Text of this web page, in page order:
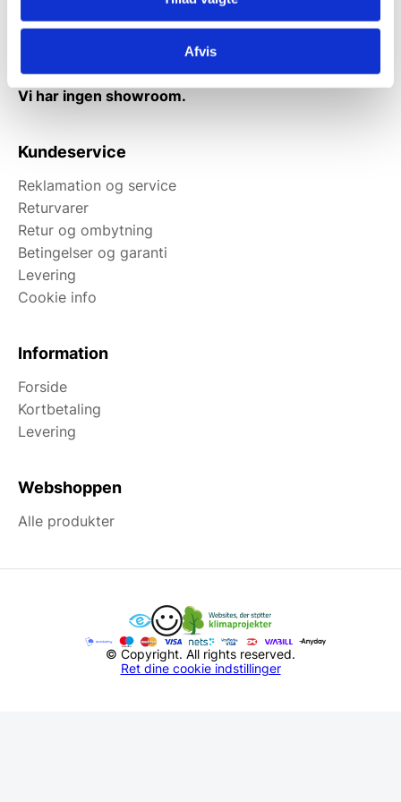
Afvis
Afhentning muligt
man-torsdag fra 08:00-16:00.
Fredag 08:00-13.00
Vi har ingen showroom.
Kundeservice
Reklamation og service
Returvarer
Retur og ombytning
Betingelser og garanti
Levering
Cookie info
Information
Forside
Kortbetaling
Levering
Webshoppen
Alle produkter
© Copyright. All rights reserved.
Ret dine cookie indstillinger